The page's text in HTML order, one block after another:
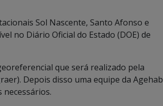
Sol Nascente, Santo Afonso e
no Diário Oficial do Estado (DOE) de
que será realizado pela
Depois disso uma equipe da Agehab